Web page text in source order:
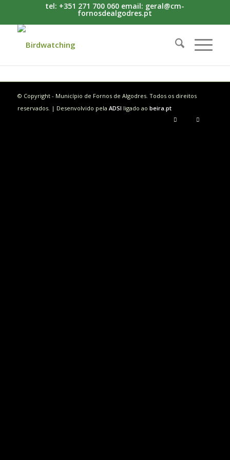
tel: +351 271 700 060 email: geral@cm-
fornosdealgodres.pt
© Copyright - Município de Fornos de Algodres. Todos os direitos
reservados. | Desenvolvido pela ADSI ligado ao beira.pt